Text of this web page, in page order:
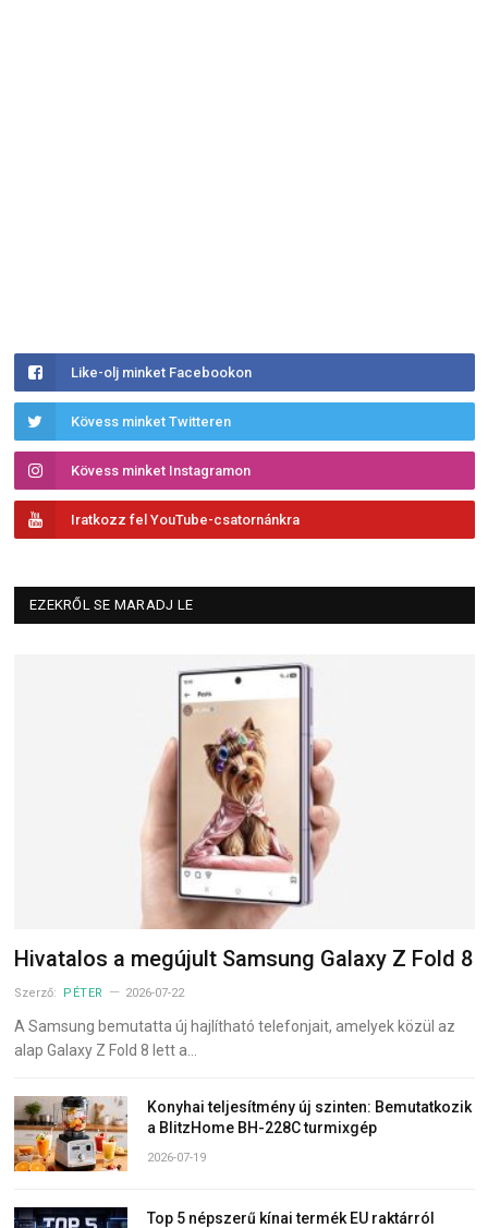
Like-olj minket Facebookon
Kövess minket Twitteren
Kövess minket Instagramon
Iratkozz fel YouTube-csatornánkra
EZEKRŐL SE MARADJ LE
Hivatalos a megújult Samsung Galaxy Z Fold 8
Szerző: PÉTER 2026-07-22
A Samsung bemutatta új hajlítható telefonjait, amelyek közül az
alap Galaxy Z Fold 8 lett a…
Konyhai teljesítmény új szinten: Bemutatkozik
a BlitzHome BH-228C turmixgép
2026-07-19
Top 5 népszerű kínai termék EU raktárról